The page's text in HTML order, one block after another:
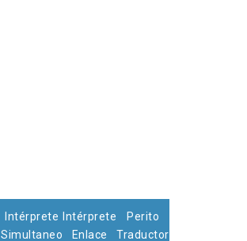
Intérprete
Simultaneo
Intérprete
Enlace
Perito
Traductor